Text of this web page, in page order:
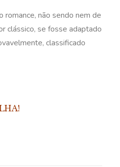
não sendo nem de
clássico, se fosse adaptado
classificado